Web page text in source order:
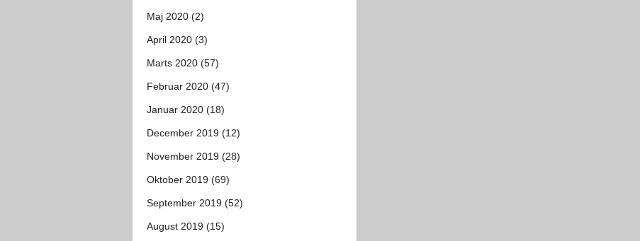
Maj 2020 (2)
April 2020 (3)
Marts 2020 (57)
Februar 2020 (47)
Januar 2020 (18)
December 2019 (12)
November 2019 (28)
Oktober 2019 (69)
September 2019 (52)
August 2019 (15)